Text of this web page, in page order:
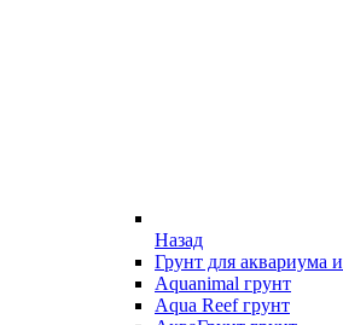
Назад
Грунт для аквариума
Aquanimal грунт
Aqua Reef грунт